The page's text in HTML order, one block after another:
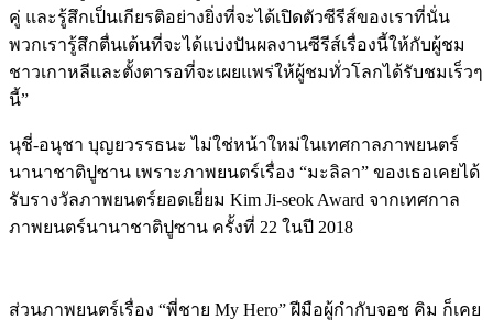
คู่ และรู้สึกเป็นเกียรติอย่างยิ่งที่จะได้เปิดตัวซีรีส์ของเราที่นั่น
พวกเรารู้สึกตื่นเต้นที่จะได้แบ่งปันผลงานซีรีส์เรื่องนี้ให้กับผู้ชม
ชาวเกาหลีและตั้งตารอที่จะเผยแพร่ให้ผู้ชมทั่วโลกได้รับชมเร็วๆ
นี้”
นุชี่-อนุชา บุญยวรรธนะ ไม่ใช่หน้าใหม่ในเทศกาลภาพยนตร์
นานาชาติปูซาน เพราะภาพยนตร์เรื่อง “มะลิลา” ของเธอเคยได้
รับรางวัลภาพยนตร์ยอดเยี่ยม Kim Ji-seok Award จากเทศกาล
ภาพยนตร์นานาชาติปูซาน ครั้งที่ 22 ในปี 2018
ส่วนภาพยนตร์เรื่อง “พี่ชาย My Hero” ฝีมือผู้กำกับจอช คิม ก็เคย